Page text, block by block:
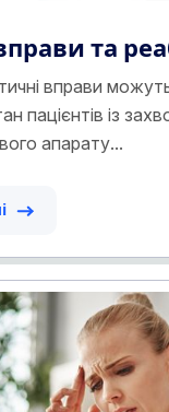
та
вправи
пацієнтів із
апарату...